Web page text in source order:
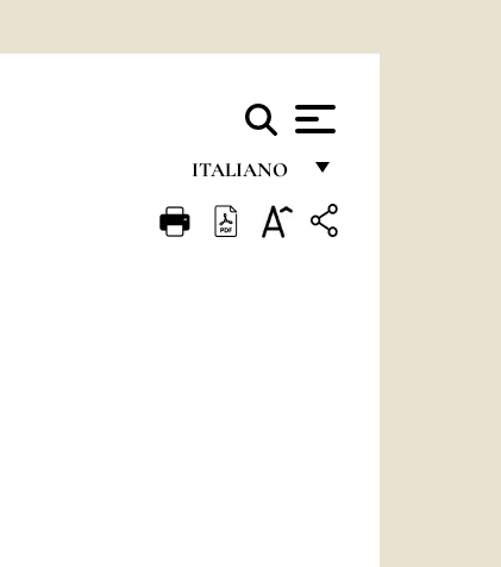
ITALIANO
FRANÇAIS